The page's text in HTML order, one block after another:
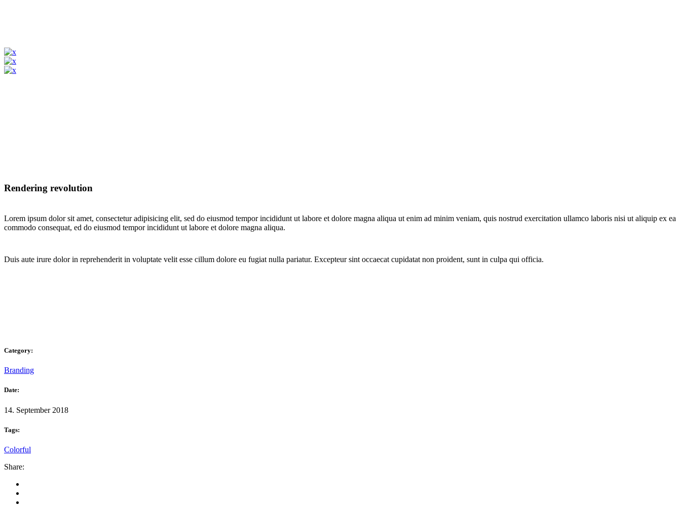
Rendering revolution
Lorem ipsum dolor sit amet, consectetur adipisicing elit, sed do eiusmod tempor incididunt ut labore et dolore magna aliqua ut enim ad minim veniam, quis nostrud exercitation ullamco laboris nisi ut aliquip ex ea
commodo consequat, ed do eiusmod tempor incididunt ut labore et dolore magna aliqua.
Duis aute irure dolor in reprehenderit in voluptate velit esse cillum dolore eu fugiat nulla pariatur. Excepteur sint occaecat cupidatat non proident, sunt in culpa qui officia.
Category:
Branding
Date:
14. September 2018
Tags:
Colorful
Share: